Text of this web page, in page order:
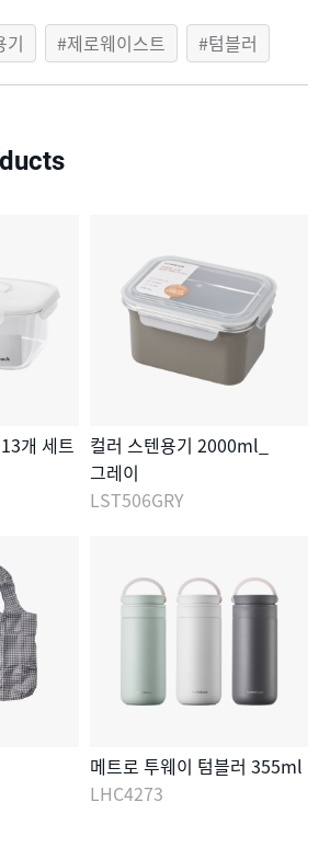
기 제로웨이스트 텀블러
개 세트
컬러 스텐용기 2000ml_
그레이
LST506GRY
메트로 투웨이 텀블러 355ml
LHC4273